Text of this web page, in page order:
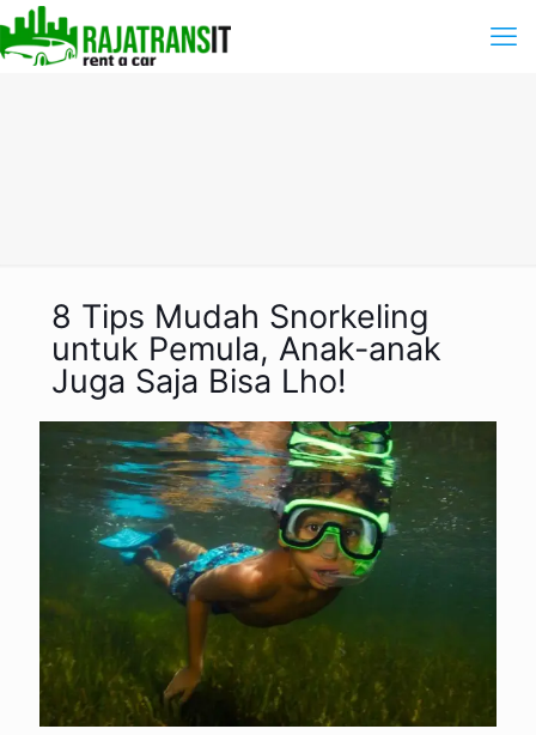
8 Tips Mudah Snorkeling
untuk Pemula, Anak-anak
Juga Saja Bisa Lho!